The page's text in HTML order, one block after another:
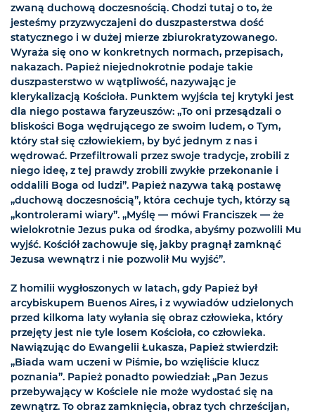
zwaną duchową doczesnością. Chodzi tutaj o to, że
jesteśmy przyzwyczajeni do duszpasterstwa dość
statycznego i w dużej mierze zbiurokratyzowanego.
Wyraża się ono w konkretnych normach, przepisach,
nakazach. Papież niejednokrotnie podaje takie
duszpasterstwo w wątpliwość, nazywając je
klerykalizacją Kościoła. Punktem wyjścia tej krytyki jest
dla niego postawa faryzeuszów: „To oni przesądzali o
bliskości Boga wędrującego ze swoim ludem, o Tym,
który stał się człowiekiem, by być jednym z nas i
wędrować. Przefiltrowali przez swoje tradycje, zrobili z
niego ideę, z tej prawdy zrobili zwykłe przekonanie i
oddalili Boga od ludzi”. Papież nazywa taką postawę
„duchową doczesnością”, która cechuje tych, którzy są
„kontrolerami wiary”. „Myślę — mówi Franciszek — że
wielokrotnie Jezus puka od środka, abyśmy pozwolili Mu
wyjść. Kościół zachowuje się, jakby pragnął zamknąć
Jezusa wewnątrz i nie pozwolił Mu wyjść”.
Z homilii wygłoszonych w latach, gdy Papież był
arcybiskupem Buenos Aires, i z wywiadów udzielonych
przed kilkoma laty wyłania się obraz człowieka, który
przejęty jest nie tyle losem Kościoła, co człowieka.
Nawiązując do Ewangelii Łukasza, Papież stwierdził:
„Biada wam uczeni w Piśmie, bo wzięliście klucz
poznania”. Papież ponadto powiedział: „Pan Jezus
przebywający w Kościele nie może wydostać się na
zewnątrz. To obraz zamknięcia, obraz tych chrześcijan,